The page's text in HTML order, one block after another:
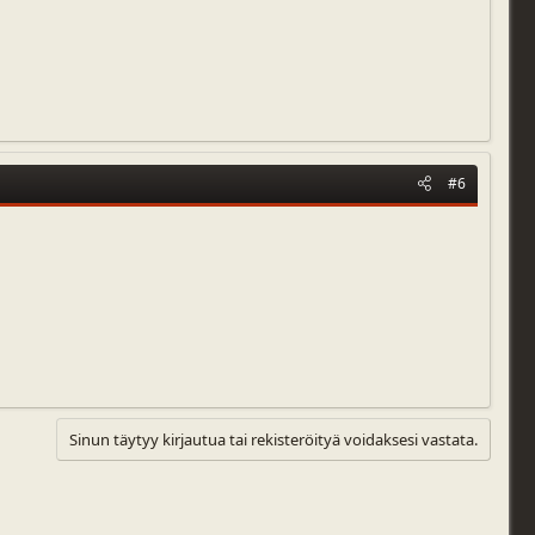
#6
Sinun täytyy kirjautua tai rekisteröityä voidaksesi vastata.